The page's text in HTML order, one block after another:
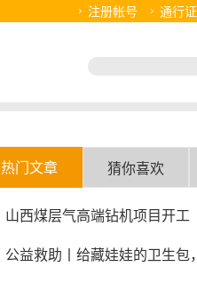
注册帐号 通行证
热门文章 猜你喜欢
山西煤层气高端钻机项目开工
公益救助丨给藏娃娃的卫生包